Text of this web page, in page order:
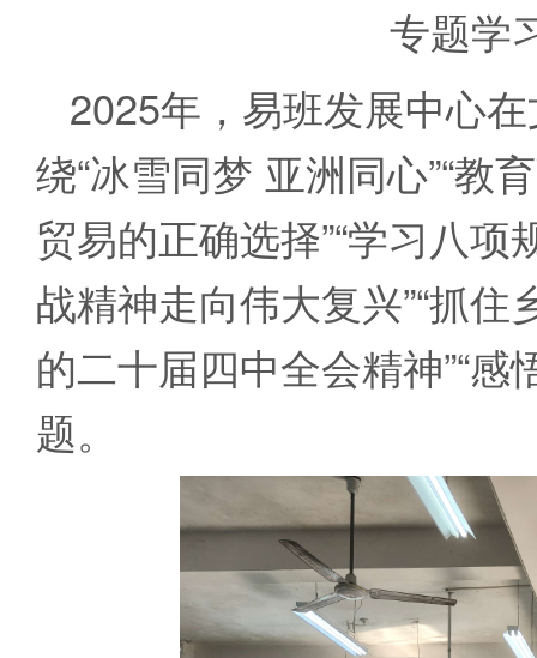
专题学
2025年，易班发展中心
绕“冰雪同梦 亚洲同心”“教
贸易的正确选择”“学习八
战精神走向伟大复兴”“抓住
的二十届四中全会精神”“
题。